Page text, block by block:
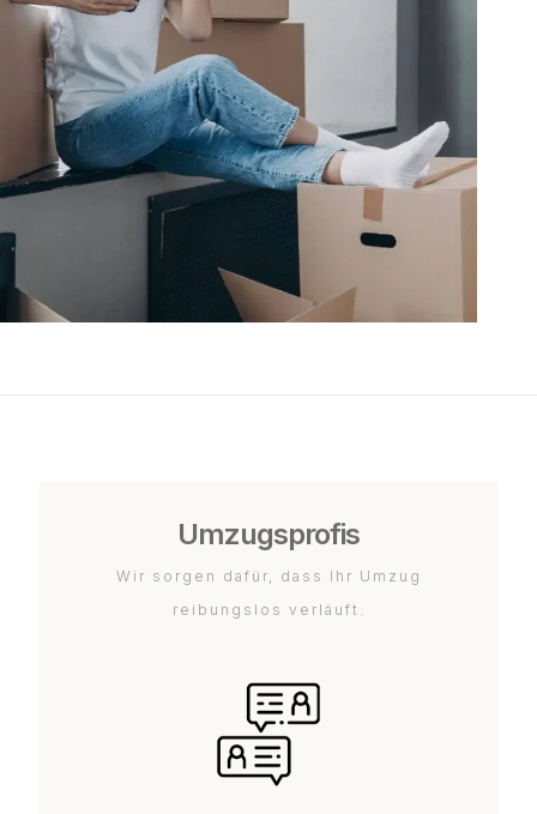
Umzugsprofis
Wir sorgen dafür, dass Ihr Umzug
reibungslos verläuft.